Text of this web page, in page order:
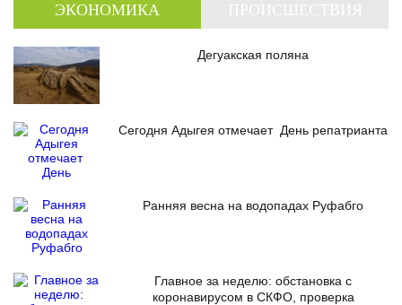
ЭКОНОМИКА
Дегуакская поляна
Сегодня Адыгея отмечает День репатрианта
Ранняя весна на водопадах Руфабго
Главное за неделю: обстановка с
коронавирусом в СКФО, проверка